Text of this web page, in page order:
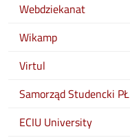
Webdziekanat
Wikamp
Virtul
Samorząd Studencki PŁ
ECIU University